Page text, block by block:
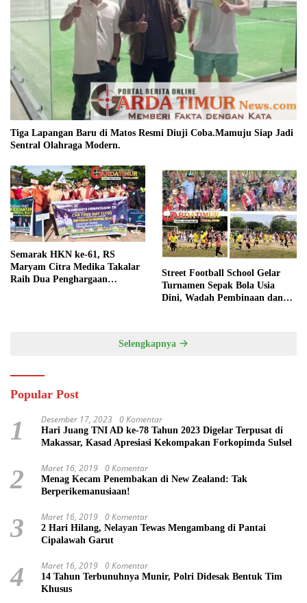
Tiga Lapangan Baru di Matos Resmi Diuji Coba.Mamuju Siap Jadi
Sentral Olahraga Modern.
Semarak HKN ke-61, RS
Maryam Citra Medika Takalar
Raih Dua Penghargaan
Street Football School Gelar
Turnamen Sepak Bola Usia
Dini, Wadah Pembinaan dan
Selengkapnya
Popular Post
1 Desember 17, 2023 0 Komentar
Hari Juang TNI AD ke-78 Tahun 2023 Digelar Terpusat di
Makassar, Kasad Apresiasi Kekompakan Forkopimda Sulsel
2 Maret 16, 2019 0 Komentar
Menag Kecam Penembakan di New Zealand: Tak
Berperikemanusiaan!
3 Maret 16, 2019 0 Komentar
2 Hari Hilang, Nelayan Tewas Mengambang di Pantai
Cipalawah Garut
4 Maret 16, 2019 0 Komentar
14 Tahun Terbunuhnya Munir, Polri Didesak Bentuk Tim
Khusus